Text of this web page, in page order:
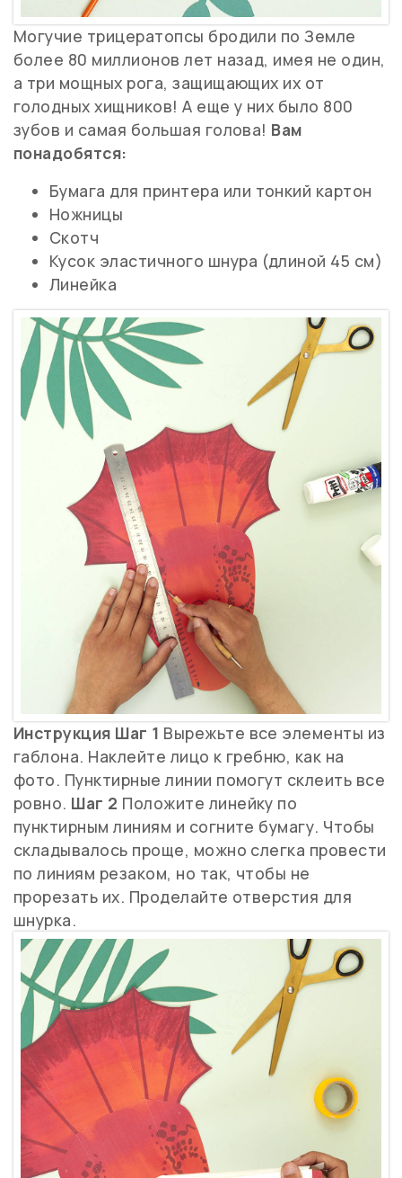
Могучие трицератопсы бродили по Земле
более 80 миллионов лет назад, имея не один,
а три мощных рога, защищающих их от
голодных хищников! А еще у них было 800
зубов и самая большая голова! Вам
понадобятся:
Бумага для принтера или тонкий картон
Ножницы
Скотч
Кусок эластичного шнура (длиной 45 см)
Линейка
Инструкция Шаг 1 Вырежьте все элементы из
габлона. Наклейте лицо к гребню, как на
фото. Пунктирные линии помогут склеить все
ровно. Шаг 2 Положите линейку по
пунктирным линиям и согните бумагу. Чтобы
складывалось проще, можно слегка провести
по линиям резаком, но так, чтобы не
прорезать их. Проделайте отверстия для
шнурка.